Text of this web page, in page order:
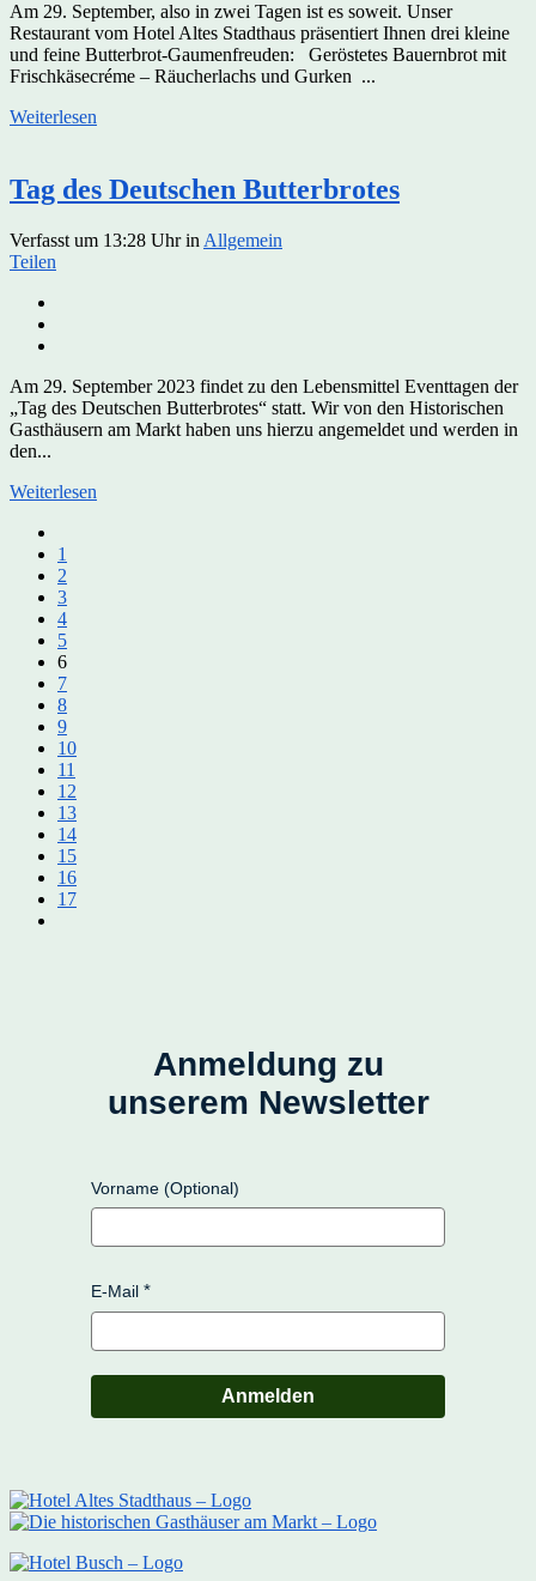
Am 29. September, also in zwei Tagen ist es soweit. Unser
Restaurant vom Hotel Altes Stadthaus präsentiert Ihnen drei kleine
und feine Butterbrot-Gaumenfreuden: Geröstetes Bauernbrot mit
Frischkäsecréme – Räucherlachs und Gurken ...
Weiterlesen
Tag des Deutschen Butterbrotes
Verfasst um 13:28 Uhrin Allgemein
Teilen
Am 29. September 2023 findet zu den Lebensmittel Eventtagen der
„Tag des Deutschen Butterbrotes“ statt. Wir von den Historischen
Gasthäusern am Markt haben uns hierzu angemeldet und werden in
den...
Weiterlesen
1
2
3
4
5
6
7
8
9
10
11
12
13
14
15
16
17
Anmeldung zu
unserem Newsletter
Vorname (Optional)
E-Mail
Anmelden